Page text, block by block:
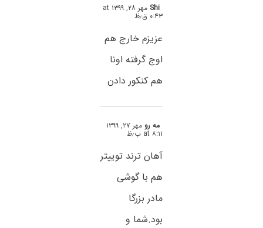
Shi مهر ۲۸, ۱۳۹۹ at
۰:۴۳ ق٫ظ
عزیزم خارج هم
اوج گرفته اونا
هم کنکور دادن
مه رو مهر ۲۷, ۱۳۹۹
at ۸:۱۱ ب٫ظ
آهان ترند توییتر
هم با گوشی
مادر بزرگا
بود.شما و